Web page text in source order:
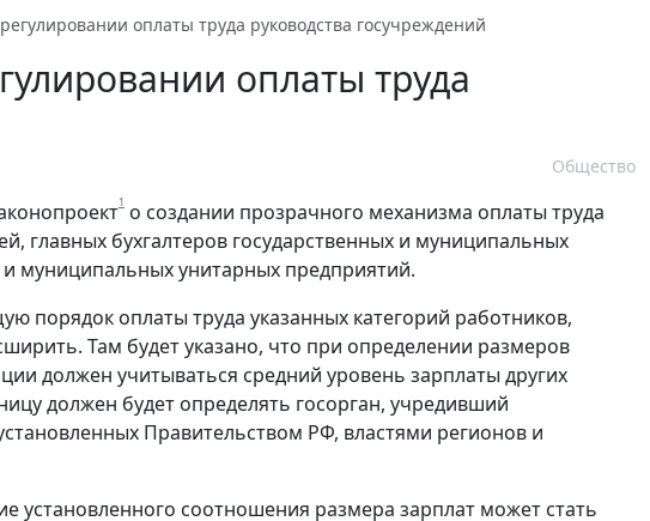
оплаты труда руководства госучреждений
оплаты труда
Общество
1 о создании прозрачного механизма оплаты труда
главных бухгалтеров государственных и муниципальных
муниципальных унитарных предприятий.
порядок оплаты труда указанных категорий работников,
Там будет указано, что при определении размеров
должен учитываться средний уровень зарплаты других
должен будет определять госорган, учредивший
Правительством РФ, властями регионов и
установленного соотношения размера зарплат может стать